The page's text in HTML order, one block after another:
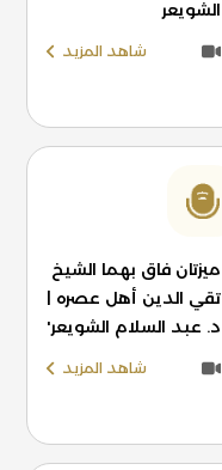
الشويعر
شاهد المزيد
ميزتان فاق بهما الشيخ
تقي الدين أهل عصره |
د. عبد السلام الشويعر'
شاهد المزيد